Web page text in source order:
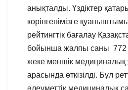
анықталды. Үздіктер
көрінгенімізге
рейтингтік бағалау
бойынша жалпы саны 772
жеке меншік
арасында өткізілді. Бұл